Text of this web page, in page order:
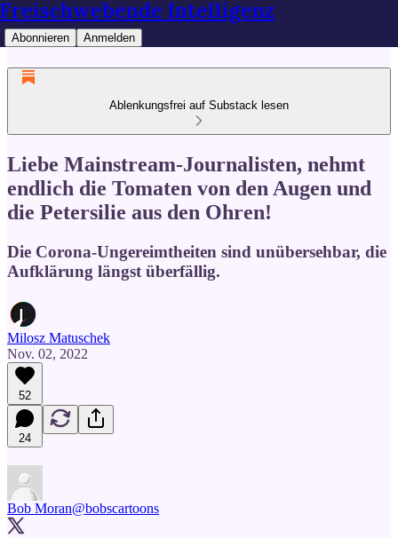
Freischwebende Intelligenz
Abonnieren Anmelden
Ablenkungsfrei auf Substack lesen
Liebe Mainstream-Journalisten, nehmt
endlich die Tomaten von den Augen und
die Petersilie aus den Ohren!
Die Corona-Ungereimtheiten sind unübersehbar, die
Aufklärung längst überfällig.
Milosz Matuschek
Nov. 02, 2022
52
24
Bob Moran@bobscartoons